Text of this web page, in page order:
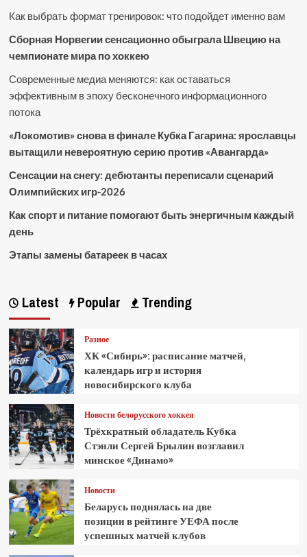
Как выбрать формат тренировок: что подойдет именно вам
Сборная Норвегии сенсационно обыграла Швецию на
чемпионате мира по хоккею
Современные медиа меняются: как оставаться
эффективным в эпоху бесконечного информационного
потока
«Локомотив» снова в финале Кубка Гагарина: ярославцы
вытащили невероятную серию против «Авангарда»
Сенсации на снегу: дебютанты переписали сценарий
Олимпийских игр-2026
Как спорт и питание помогают быть энергичным каждый
день
Этапы замены батареек в часах
Latest Popular Trending
Разное
ХК «Сибирь»: расписание матчей,
календарь игр и история
новосибирского клуба
Новости белорусского хоккея
Трёхкратный обладатель Кубка
Стэнли Сергей Брылин возглавил
минское «Динамо»
Новости
Беларусь поднялась на две
позиции в рейтинге УЕФА после
успешных матчей клубов